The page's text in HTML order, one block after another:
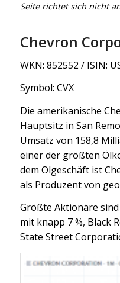
Seite richtet sich nicht
Chevron
WKN: 852552 / ISIN:
Symbol: CVX
Die amerikanische
Hauptsitz in San
Umsatz von 158,8
einer der größten
dem Ölgeschäft ist
als Produzent von
Größte Aktionäre
mit knapp 7 %, Black
State Street